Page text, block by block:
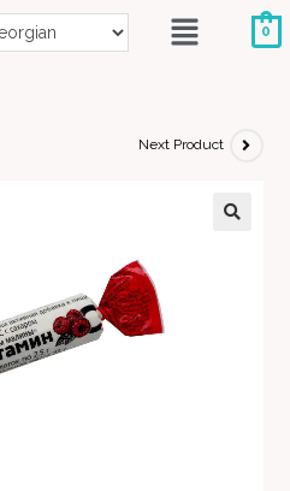
0
Next Product